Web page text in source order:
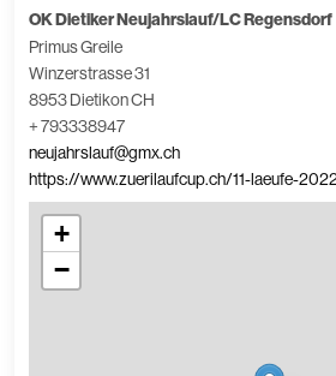
OK Dietiker Neujahrslauf/LC Regensdorf
Primus Greile
Winzerstrasse 31
8953 Dietikon CH
+ 793338947
neujahrslauf@gmx.ch
https://www.zuerilaufcup.ch/11-laeufe-
+
−